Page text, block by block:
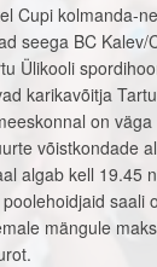
Cupi kolmanda-
seega BC Kalev/
Ülikooli
karikavõitja
on
võistkondade
algab kell 19.45
saali
mängule